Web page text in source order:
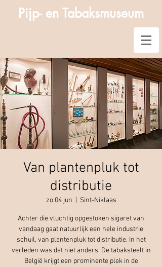
Pijp- en Tabaksmuseum
Van plantenpluk tot
distributie
zo 04 jun Sint-Niklaas
Achter die vluchtig opgestoken sigaret van
vandaag gaat natuurlijk een hele industrie
schuil, van plantenpluk tot distributie. In het
verleden was dat niet anders. De tabaksteelt in
België krijgt een prominente plek in de